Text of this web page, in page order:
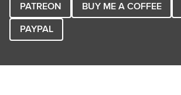
PATREON BUY ME A COFFEE
PAYPAL